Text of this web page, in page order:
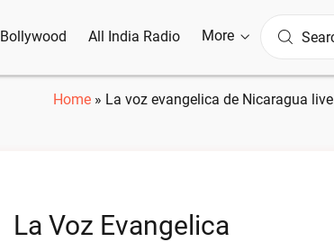
Bollywood All India Radio More
Home» La voz evangelica de Nicaragua live
La Voz Evangelica